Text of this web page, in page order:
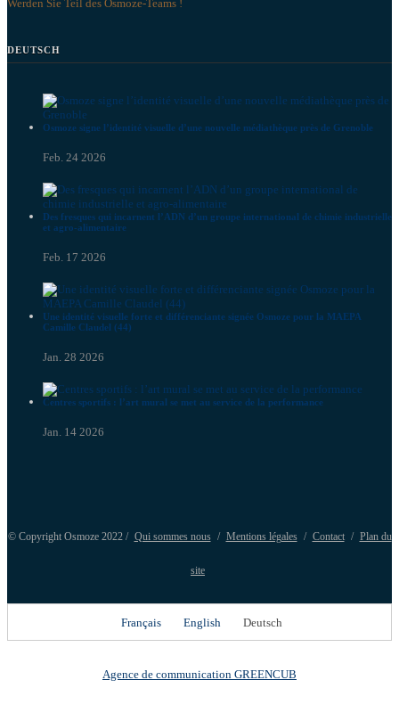
Werden Sie Teil des Osmoze-Teams !
DEUTSCH
Osmoze signe l’identité visuelle d’une nouvelle médiathèque près de Grenoble
Feb. 24 2026
Des fresques qui incarnent l’ADN d’un groupe international de chimie industrielle
et agro-alimentaire
Feb. 17 2026
Une identité visuelle forte et différenciante signée Osmoze pour la MAEPA
Camille Claudel (44)
Jan. 28 2026
Centres sportifs : l’art mural se met au service de la performance
Jan. 14 2026
© Copyright Osmoze 2022 / Qui sommes nous / Mentions légales / Contact / Plan du
site
Français English Deutsch
Agence de communication GREENCUB